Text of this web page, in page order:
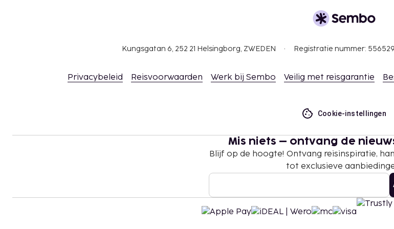
Kungsgatan 6, 252 21 Helsingborg, ZWEDEN Registratie nummer:
Privacybeleid Reisvoorwaarden Werk bij Sembo Veilig met reisgarantie
Cookie-instellingen
Mis niets – ontvang de
Blijf op de hoogte! Ontvang reisinspiratie,
tot exclusieve